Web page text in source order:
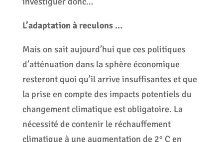
L’adaptation à reculons …
Mais on sait aujourd’hui que ces politiques
d’atténuation dans la sphère économique
resteront quoi qu’il arrive insuffisantes et que
la prise en compte des impacts potentiels du
changement climatique est obligatoire. La
nécessité de contenir le réchauffement
climatique à une augmentation de 2° C en